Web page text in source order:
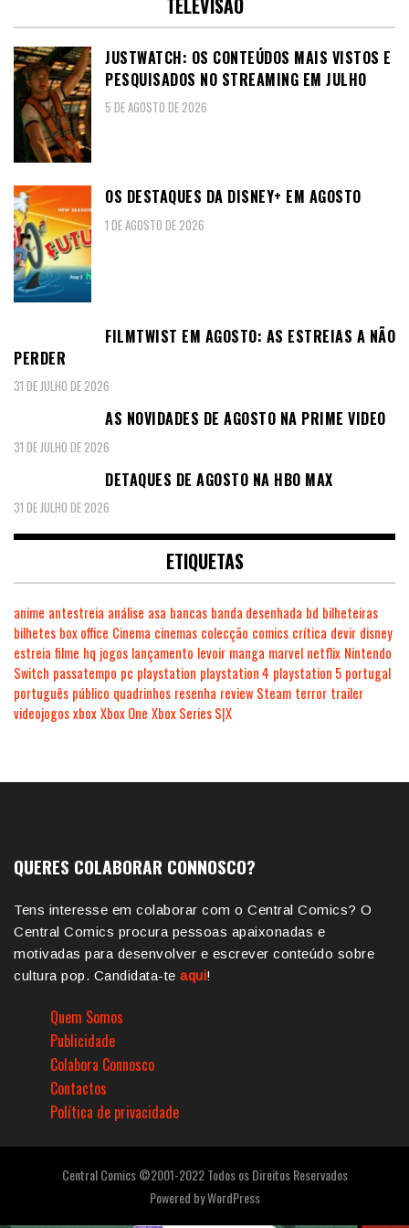
JUSTWATCH: OS CONTEÚDOS MAIS VISTOS E
PESQUISADOS NO STREAMING EM JULHO
5 DE AGOSTO DE 2026
OS DESTAQUES DA DISNEY+ EM AGOSTO
1 DE AGOSTO DE 2026
FILMTWIST EM AGOSTO: AS ESTREIAS A NÃO
PERDER
31 DE JULHO DE 2026
AS NOVIDADES DE AGOSTO NA PRIME VIDEO
31 DE JULHO DE 2026
DETAQUES DE AGOSTO NA HBO MAX
31 DE JULHO DE 2026
ETIQUETAS
anime antestreia análise asa bancas banda desenhada bd bilheteiras
bilhetes box office Cinema cinemas colecção comics crítica devir disney
estreia filme hq jogos lançamento levoir manga marvel netflix Nintendo
Switch passatempo pc playstation playstation 4 playstation 5 portugal
português público quadrinhos resenha review Steam terror trailer
videojogosxboxXbox One Xbox Series S|X
QUERES COLABORAR CONNOSCO?
Tens interesse em colaborar com o Central Comics? O
Central Comics procura pessoas apaixonadas e
motivadas para desenvolver e escrever conteúdo sobre
cultura pop. Candidata-te aqui!
Quem Somos
Publicidade
Colabora Connosco
Contactos
Política de privacidade
Central Comics ©2001-2022 Todos os Direitos Reservados
Powered byWordPress